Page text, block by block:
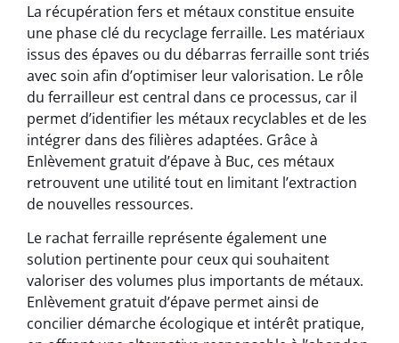
La récupération fers et métaux constitue ensuite
une phase clé du recyclage ferraille. Les matériaux
issus des épaves ou du débarras ferraille sont triés
avec soin afin d’optimiser leur valorisation. Le rôle
du ferrailleur est central dans ce processus, car il
permet d’identifier les métaux recyclables et de les
intégrer dans des filières adaptées. Grâce à
Enlèvement gratuit d’épave à Buc, ces métaux
retrouvent une utilité tout en limitant l’extraction
de nouvelles ressources.
Le rachat ferraille représente également une
solution pertinente pour ceux qui souhaitent
valoriser des volumes plus importants de métaux.
Enlèvement gratuit d’épave permet ainsi de
concilier démarche écologique et intérêt pratique,